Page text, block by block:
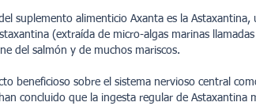
suplemento alimenticio Axanta es la
(extraída de micro-algas marinas
del salmón y de muchos mariscos.
beneficioso sobre el sistema nervioso central
concluido que la ingesta regular de